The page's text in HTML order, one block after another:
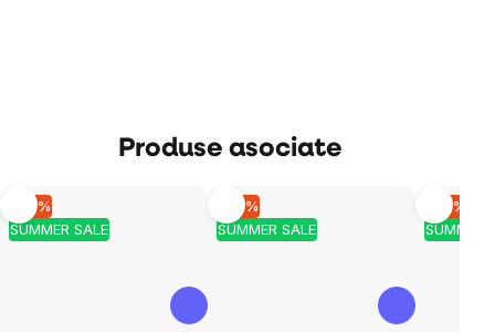
Produse asociate
SUMMER SALE
–10 %
SUMMER SALE
–10 %
SUMMER
–10 %